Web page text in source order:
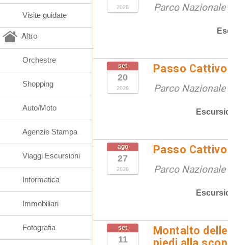
2026 Parco
set
20
2026
Passo
Parco
ago
27
2026
Passo
Parco
set
11
Montalto
Visite guidate
Altro
Orchestre
Shopping
Auto/Moto
Agenzie Stampa
Viaggi Escursioni
Informatica
Immobiliari
Fotografia